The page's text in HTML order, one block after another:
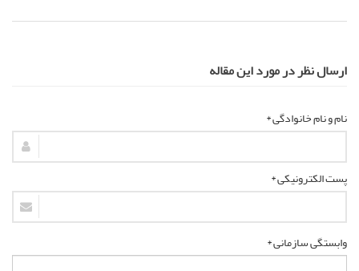
ارسال نظر در مورد این مقاله
نام و نام خانوادگی *
پست الکترونیکی *
وابستگی سازمانی *